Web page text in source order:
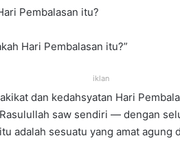
Pembalasan itu?
Hari Pembalasan itu?”
iklan
dan kedahsyatan Hari
saw sendiri — dengan
adalah sesuatu yang amat agung